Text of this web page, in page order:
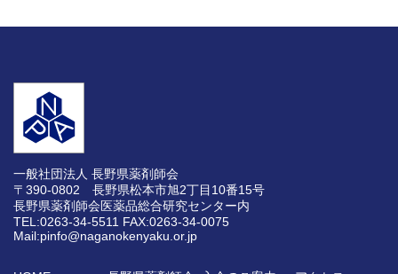
一般社団法人 長野県薬剤師会
〒390-0802 長野県松本市旭2丁目10番15号
長野県薬剤師会医薬品総合研究センター内
TEL:0263-34-5511 FAX:0263-34-0075
Mail:pinfo@naganokenyaku.or.jp